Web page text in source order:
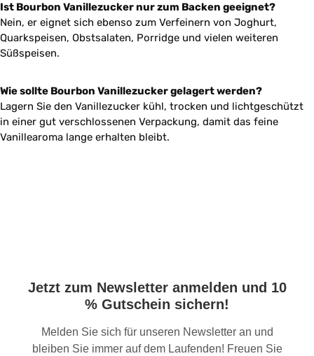
Ist Bourbon Vanillezucker nur zum Backen geeignet?
Nein, er eignet sich ebenso zum Verfeinern von Joghurt,
Quarkspeisen, Obstsalaten, Porridge und vielen weiteren
Süßspeisen.
Wie sollte Bourbon Vanillezucker gelagert werden?
Lagern Sie den Vanillezucker kühl, trocken und lichtgeschützt
in einer gut verschlossenen Verpackung, damit das feine
Vanillearoma lange erhalten bleibt.
Jetzt zum Newsletter anmelden und 10
% Gutschein sichern!
Melden Sie sich für unseren Newsletter an und
bleiben Sie immer auf dem Laufenden! Freuen Sie